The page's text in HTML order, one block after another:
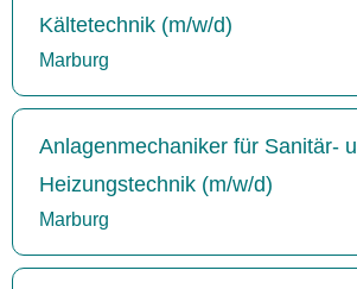
Kältetechnik (m/w/d)
Marburg
Anlagenmechaniker für Sanitär-
Heizungstechnik (m/w/d)
Marburg